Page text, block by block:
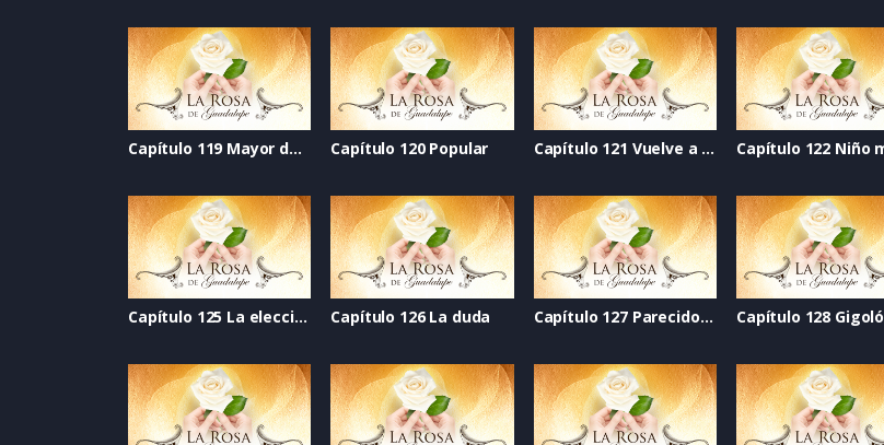
Capítulo 119 Mayor de edad Capítulo 120 Popular Capítulo 121 Vuelve a mí
Capítulo 125 La elección Capítulo 126 La duda Capítulo 127 Parecido al amor Capítulo 128 Gigoló